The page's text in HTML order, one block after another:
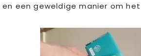
een geweldige manier om